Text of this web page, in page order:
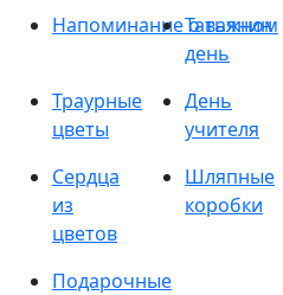
Напоминание о важном
Татьянин
день
Траурные
цветы
День
учителя
Сердца
из
цветов
Шляпные
коробки
Подарочные